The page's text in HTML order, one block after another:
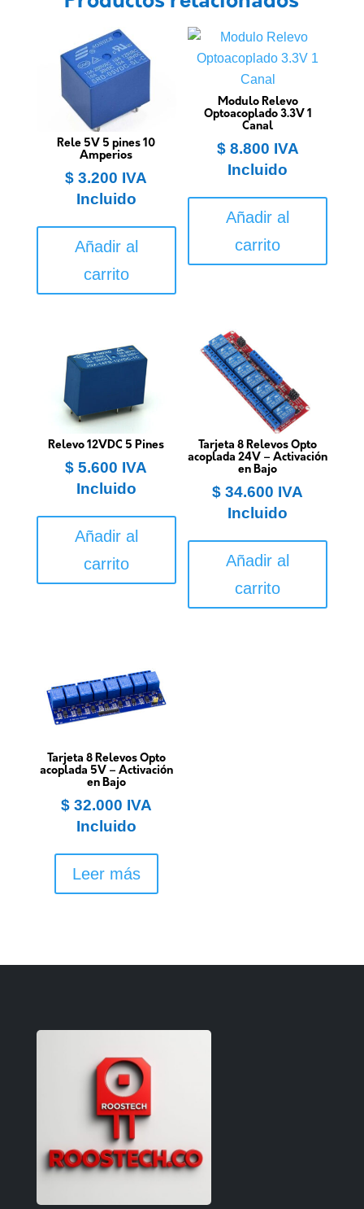
Rele 5V 5 pines 10
Amperios
$ 3.200 IVA
Incluido
Añadir al
carrito
Modulo Relevo
Optoacoplado 3.3V 1
Canal
$8.800 IVA
Incluido
Añadir al
carrito
Relevo 12VDC 5 Pines
$ 5.600 IVA
Incluido
Añadir al
carrito
Tarjeta 8 Relevos Opto
acoplada 24V – Activación
en Bajo
$ 34.600 IVA
Incluido
Añadir al
carrito
Tarjeta 8 Relevos Opto
acoplada 5V – Activación
en Bajo
$32.000 IVA
Incluido
Leer más